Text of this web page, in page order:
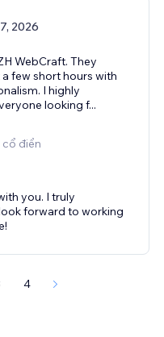
2026
WebCraft. They
few short hours with
I highly
looking f...
cổ điển
you. I truly
forward to working
4